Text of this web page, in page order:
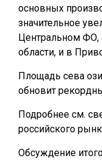
основных
значительное
Центральном ФО,
области, и в
Площадь сева
обновит
Подробнее см.
российского
Обсуждение